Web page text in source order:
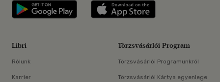
Libri applikáció Szerezd meg: Google
Libri
Rólunk
Karrier
Törzsvásárlói Program
Törzsvásárlói Programunkról
Törzsvásárlói Kártya egyenlege